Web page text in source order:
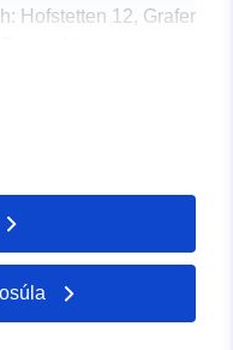
Hofstetten 12, Grafenau,
2026
ar data.europa.eu:
2026
[ [